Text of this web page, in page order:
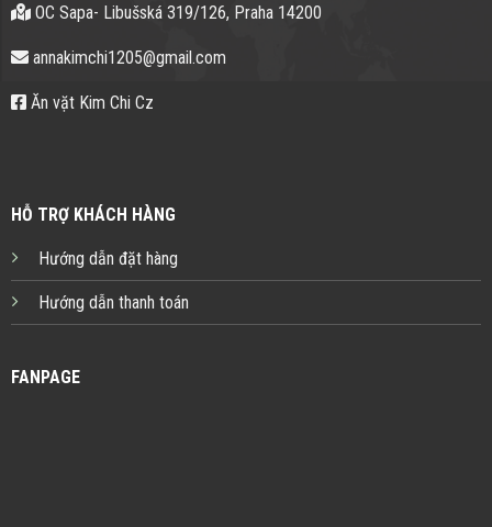
OC Sapa- Libušská 319/126, Praha 14200
annakimchi1205@gmail.com
Ăn vặt Kim Chi Cz
HỖ TRỢ KHÁCH HÀNG
Hướng dẫn đặt hàng
Hướng dẫn thanh toán
FANPAGE